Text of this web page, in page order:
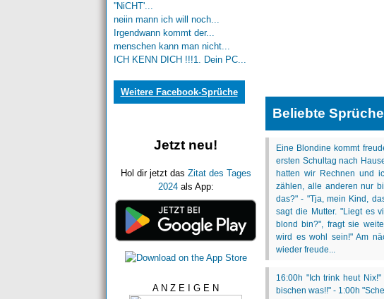
''NiCHT'...
neiin mann ich will noch...
Irgendwann kommt der...
menschen kann man nicht...
ICH KENN DICH !!!1. Dein PC...
Weitere Facebook-Sprüche
Jetzt neu!
Hol dir jetzt das Zitat des Tages
2024als App:
A N Z E I G E N
Beliebte Sprüche